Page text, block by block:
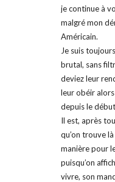
je continue à
malgré mon
Américain.
Je suis
brutal, sans
deviez leur
leur obéir
depuis le
Il est, après
qu’on trouve
manière pour
puisqu’on
vivre, son